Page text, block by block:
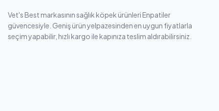
Vet's Best markasının sağlık köpek ürünleri Enpatiler
güvencesiyle. Geniş ürün yelpazesinden en uygun fiyatlarla
seçim yapabilir, hızlı kargo ile kapınıza teslim aldırabilirsiniz.